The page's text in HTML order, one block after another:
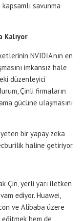
savunma
Kalıyor
NVIDIA’nın en
imkansız hale
düzenleyici
Çinli firmaların
gücüne ulaşmasını
bir yapay zeka
haline getiriyor.
Çin, yerli yarı iletken
ediyor. Huawei,
ve Alibaba üzere
hem de